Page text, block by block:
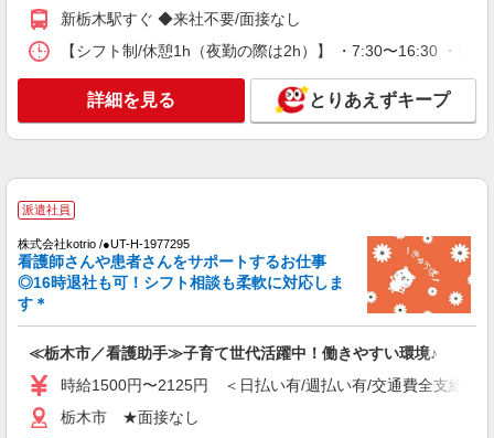
通費全支給(ガソリン代含む)＞
キープ 詳細を見る
派遣社員
時給2000円〜2500円＜交通費全額支給/日払
い・週払いOK/履歴書不要＞
栃木市 ◆来社不要
キープ 詳細を見る
派遣社員
デイサービス看護STAFF｜面接なし！履歴書
新栃木駅すぐ ◆来社不要/面接なし
【シフト制/休憩1h（夜勤の際は2h）】 ・7:30〜16:30 ・
詳細を見る とりあえずキープ
派遣社員
株式会社kotrio /●UT-H-1977295
看護師さんや患者さんをサポートするお仕事
◎16時退社も可！シフト相談も柔軟に対応しま
す＊
≪栃木市／看護助手≫子育て世代活躍中！働きやすい環境♪
時給1500円〜2125円 ＜日払い有/週払い有/交通費全支給(ガ
栃木市 ★面接なし